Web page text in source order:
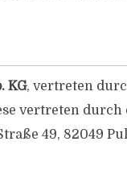
KG, vertreten
vertreten
49, 82049